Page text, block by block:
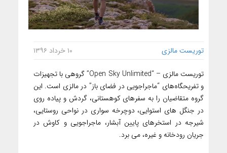
توریست مالزی ۱۰ خرداد ۱۳۹۶
توریست مالزی – “Open Sky Unlimited” گروهی با تجهیزات
و تفریحگاه‌های “ماجراجویی در فضای باز” در مالزی است. این
گروه متقاضیان را به سفرهای کوهستانی، گردش و پیاده روی
در جنگل های استوایی، دوچرخه سواری در نواحی روستایی،
شیرجه در استخرهای پایین آبشار، ماجراجویی و کاوش در
جریان رودخانه و غیره، می برد.